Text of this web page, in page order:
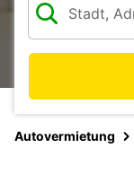
Autovermietung